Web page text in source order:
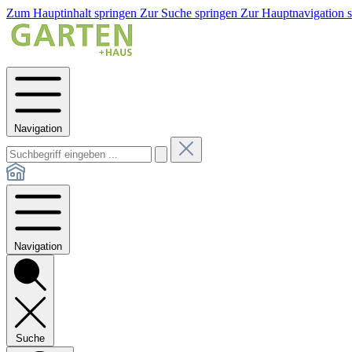
Zum Hauptinhalt springen Zur Suche springen Zur Hauptnavigation
Navigation
Navigation
Suche